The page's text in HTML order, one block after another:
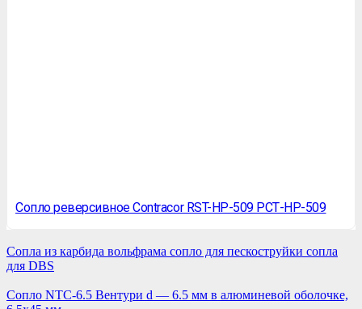
Сопло реверсивное Contracor RST-HP-509 РСТ-НР-509
Сопла из карбида вольфрама сопло для пескоструйки сопла
для DBS
Сопло NTC-6.5 Вентури d — 6.5 мм в алюминевой оболочке,